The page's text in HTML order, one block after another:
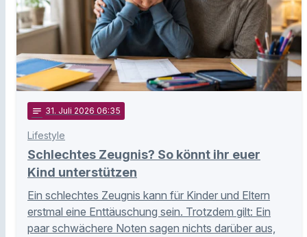
notes 31. Juli 2026 06:35
Lifestyle
Schlechtes Zeugnis? So könnt ihr euer
Kind unterstützen
Ein schlechtes Zeugnis kann für Kinder und Eltern
erstmal eine Enttäuschung sein. Trotzdem gilt: Ein
paar schwächere Noten sagen nichts darüber aus,